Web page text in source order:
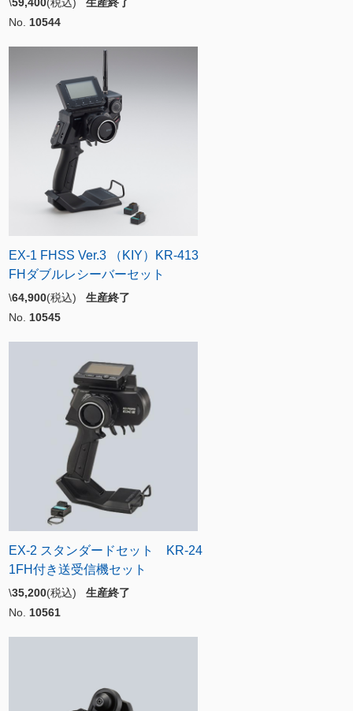
No. 10544
EX-1 FHSS Ver.3 （KIY）KR-413
FHダブルレシーバーセット
\64,900(税込) 生産終了
No. 10545
EX-2 スタンダードセット KR-24
1FH付き送受信機セット
\35,200(税込) 生産終了
No. 10561